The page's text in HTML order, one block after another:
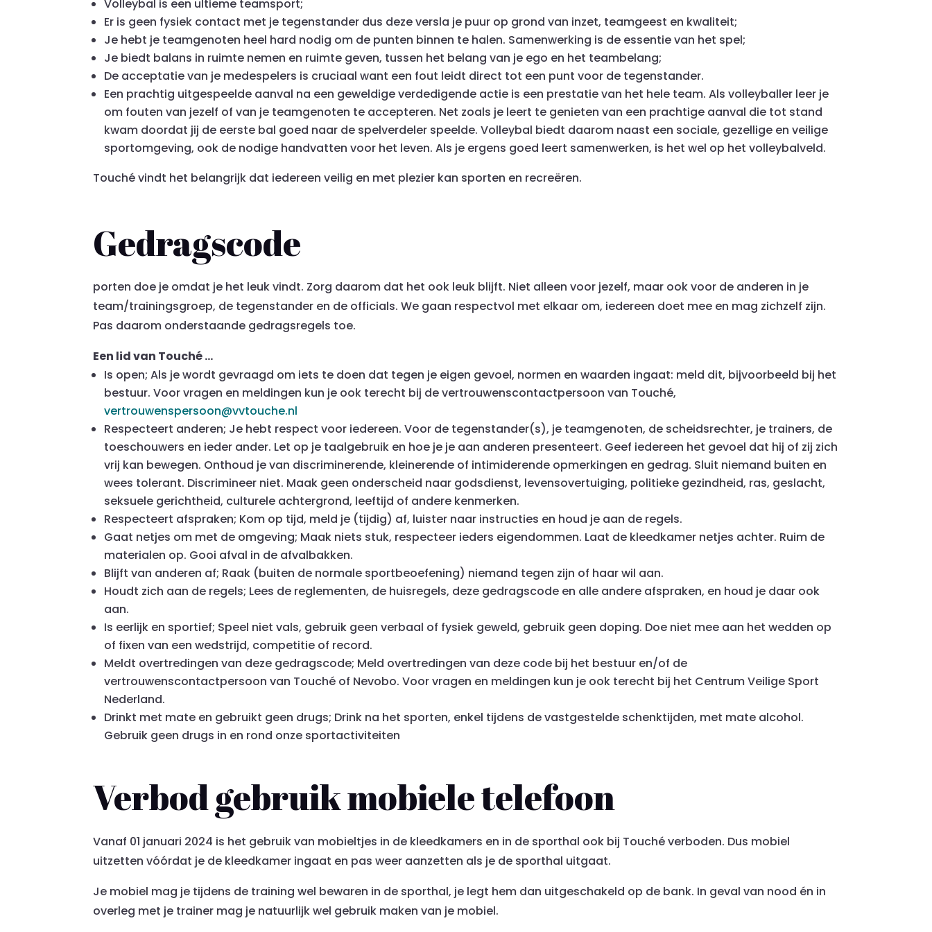
Volleybal is een ultieme teamsport;
Er is geen fysiek contact met je tegenstander dus deze versla je puur op grond van inzet, teamgeest en kwaliteit;
Je hebt je teamgenoten heel hard nodig om de punten binnen te halen. Samenwerking is de essentie van het spel;
Je biedt balans in ruimte nemen en ruimte geven, tussen het belang van je ego en het teambelang;
De acceptatie van je medespelers is cruciaal want een fout leidt direct tot een punt voor de tegenstander.
Een prachtig uitgespeelde aanval na een geweldige verdedigende actie is een prestatie van het hele team. Als volleyballer leer je
om fouten van jezelf of van je teamgenoten te accepteren. Net zoals je leert te genieten van een prachtige aanval die tot stand
kwam doordat jij de eerste bal goed naar de spelverdeler speelde. Volleybal biedt daarom naast een sociale, gezellige en veilige
sportomgeving, ook de nodige handvatten voor het leven. Als je ergens goed leert samenwerken, is het wel op het volleybalveld.
Touché vindt het belangrijk dat iedereen veilig en met plezier kan sporten en recreëren.
Gedragscode
porten doe je omdat je het leuk vindt. Zorg daarom dat het ook leuk blijft. Niet alleen voor jezelf, maar ook voor de anderen in je
team/trainingsgroep, de tegenstander en de officials. We gaan respectvol met elkaar om, iedereen doet mee en mag zichzelf zijn.
Pas daarom onderstaande gedragsregels toe.
Een lid van Touché …
Is open; Als je wordt gevraagd om iets te doen dat tegen je eigen gevoel, normen en waarden ingaat: meld dit, bijvoorbeeld bij het
bestuur. Voor vragen en meldingen kun je ook terecht bij de vertrouwenscontactpersoon van Touché,
vertrouwenspersoon@vvtouche.nl
Respecteert anderen; Je hebt respect voor iedereen. Voor de tegenstander(s), je teamgenoten, de scheidsrechter, je trainers, de
toeschouwers en ieder ander. Let op je taalgebruik en hoe je je aan anderen presenteert. Geef iedereen het gevoel dat hij of zij zich
vrij kan bewegen. Onthoud je van discriminerende, kleinerende of intimiderende opmerkingen en gedrag. Sluit niemand buiten en
wees tolerant. Discrimineer niet. Maak geen onderscheid naar godsdienst, levensovertuiging, politieke gezindheid, ras, geslacht,
seksuele gerichtheid, culturele achtergrond, leeftijd of andere kenmerken.
Respecteert afspraken; Kom op tijd, meld je (tijdig) af, luister naar instructies en houd je aan de regels.
Gaat netjes om met de omgeving; Maak niets stuk, respecteer ieders eigendommen. Laat de kleedkamer netjes achter. Ruim de
materialen op. Gooi afval in de afvalbakken.
Blijft van anderen af; Raak (buiten de normale sportbeoefening) niemand tegen zijn of haar wil aan.
Houdt zich aan de regels; Lees de reglementen, de huisregels, deze gedragscode en alle andere afspraken, en houd je daar ook
aan.
Is eerlijk en sportief; Speel niet vals, gebruik geen verbaal of fysiek geweld, gebruik geen doping. Doe niet mee aan het wedden op
of fixen van een wedstrijd, competitie of record.
Meldt overtredingen van deze gedragscode; Meld overtredingen van deze code bij het bestuur en/of de
vertrouwenscontactpersoon van Touché of Nevobo. Voor vragen en meldingen kun je ook terecht bij het Centrum Veilige Sport
Nederland.
Drinkt met mate en gebruikt geen drugs; Drink na het sporten, enkel tijdens de vastgestelde schenktijden, met mate alcohol.
Gebruik geen drugs in en rond onze sportactiviteiten
Verbod gebruik mobiele telefoon
Vanaf 01 januari 2024 is het gebruik van mobieltjes in de kleedkamers en in de sporthal ook bij Touché verboden. Dus mobiel
uitzetten vóórdat je de kleedkamer ingaat en pas weer aanzetten als je de sporthal uitgaat.
Je mobiel mag je tijdens de training wel bewaren in de sporthal, je legt hem dan uitgeschakeld op de bank. In geval van nood én in
overleg met je trainer mag je natuurlijk wel gebruik maken van je mobiel.